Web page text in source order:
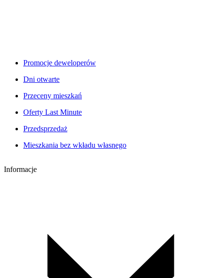
Promocje deweloperów
Dni otwarte
Przeceny mieszkań
Oferty Last Minute
Przedsprzedaż
Mieszkania bez wkładu własnego
Informacje